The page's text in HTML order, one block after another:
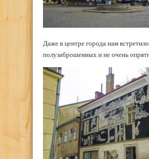
Даже в центре города нам
полузаброшенных и не очень